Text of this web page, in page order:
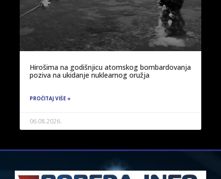
Hirošima na godišnjicu atomskog bombardovanja
poziva na ukidanje nuklearnog oružja
PROČITAJ VIŠE »
06.08.2026.